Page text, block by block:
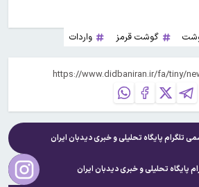
گوشت قرمز واردات
تلگرام پایگاه تحلیلی و خبریدیدبان ایران
پایگاه تحلیلی و خبریدیدبان ایران